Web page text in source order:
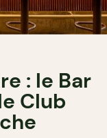
: le Bar
Club